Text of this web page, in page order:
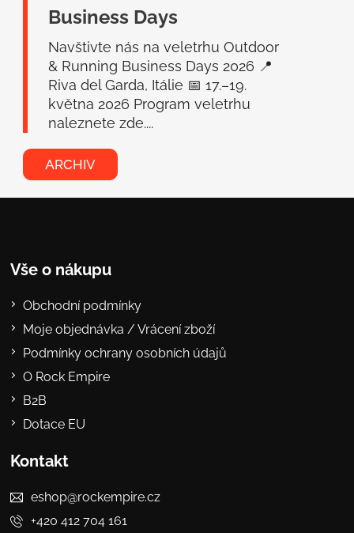
Business Days
Navštivte nás na veletrhu Outdoor
& Running Business Days 2026 📍
Riva del Garda, Itálie 📅 17.–19.
května 2026 Program veletrhu
naleznete zde....
ARCHIV
Vše o nákupu
Obchodní podmínky
Moje objednávka / Vrácení zboží
Podmínky ochrany osobních údajů
O Rock Empire
B2B
Dotace EU
Kontakt
eshop@rockempire.cz
+420 412 704 161